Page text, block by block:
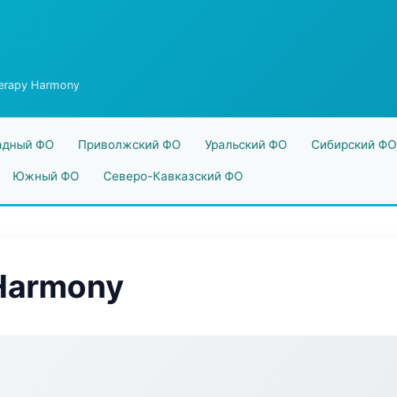
Harmony
ФО Приволжский ФО Уральский ФО Сибирский ФО
Южный ФО Северо-Кавказский ФО